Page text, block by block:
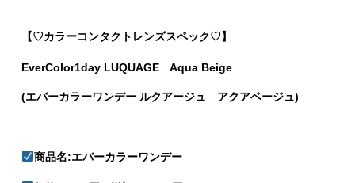
【♡カラーコンタクトレンズスペック♡】
EverColor1day LUQUAGE Aqua Beige
(エバーカラーワンデー ルクアージュ アクアベージュ)
商品名:エバーカラーワンデー